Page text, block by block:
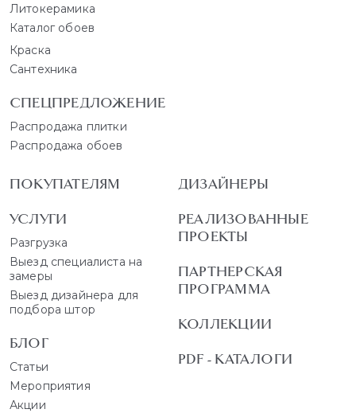
Литокерамика
Каталог обоев
Краска
Сантехника
СПЕЦПРЕДЛОЖЕНИЕ
Распродажа плитки
Распродажа обоев
ПОКУПАТЕЛЯМ
УСЛУГИ
Разгрузка
Выезд специалиста на
замеры
Выезд дизайнера для
подбора штор
БЛОГ
Статьи
Мероприятия
Акции
ДИЗАЙНЕРЫ
РЕАЛИЗОВАННЫЕ
ПРОЕКТЫ
ПАРТНЕРСКАЯ
ПРОГРАММА
КОЛЛЕКЦИИ
PDF - КАТАЛОГИ